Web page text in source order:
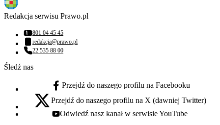
Redakcja serwisu Prawo.pl
Numer telefonu:
801 04 45 45
Adres email:
redakcja@prawo.pl
Numer telefonu:
22 535 88 00
Śledź nas
facebook - otwiera się w nowej karcie
Przejdź do naszego profilu na Facebooku
x - otwiera się w nowej karcie
Przejdź do naszego profilu na X (dawniej Twitter)
youtube - otwiera się w nowej karcie
Odwiedź nasz kanał w serwisie YouTube